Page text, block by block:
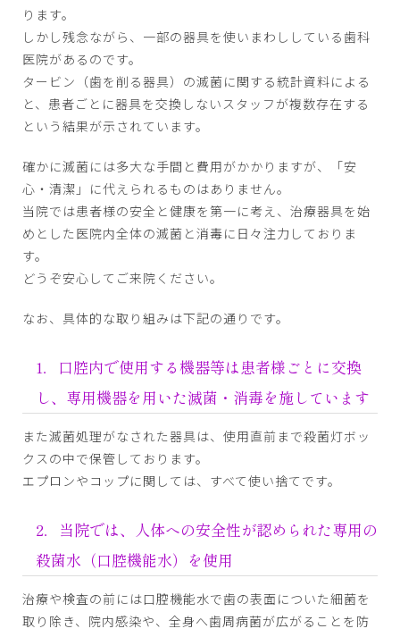
ります。
しかし残念ながら、一部の器具を使いまわししている歯科
医院があるのです。
タービン（歯を削る器具）の滅菌に関する統計資料による
と、患者ごとに器具を交換しないスタッフが複数存在する
という結果が示されています。
確かに滅菌には多大な手間と費用がかかりますが、「安
心・清潔」に代えられるものはありません。
当院では患者様の安全と健康を第一に考え、治療器具を始
めとした医院内全体の滅菌と消毒に日々注力しておりま
す。
どうぞ安心してご来院ください。
なお、具体的な取り組みは下記の通りです。
1．口腔内で使用する機器等は患者様ごとに交換
し、専用機器を用いた滅菌・消毒を施しています
また滅菌処理がなされた器具は、使用直前まで殺菌灯ボッ
クスの中で保管しております。
エプロンやコップに関しては、すべて使い捨てです。
2．当院では、人体への安全性が認められた専用の
殺菌水（口腔機能水）を使用
治療や検査の前には口腔機能水で歯の表面についた細菌を
取り除き、院内感染や、全身へ歯周病菌が広がることを防